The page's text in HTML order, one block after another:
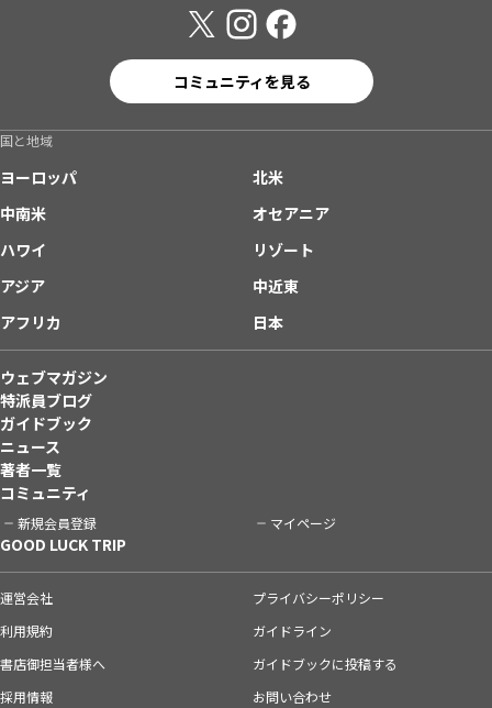
コミュニティを見る
国と地域
ヨーロッパ
北米
中南米
オセアニア
ハワイ
リゾート
アジア
中近東
アフリカ
日本
ウェブマガジン
特派員ブログ
ガイドブック
ニュース
著者一覧
コミュニティ
新規会員登録 マイページ
GOOD LUCK TRIP
運営会社
プライバシーポリシー
利用規約
ガイドライン
書店御担当者様へ
ガイドブックに投稿する
採用情報
お問い合わせ